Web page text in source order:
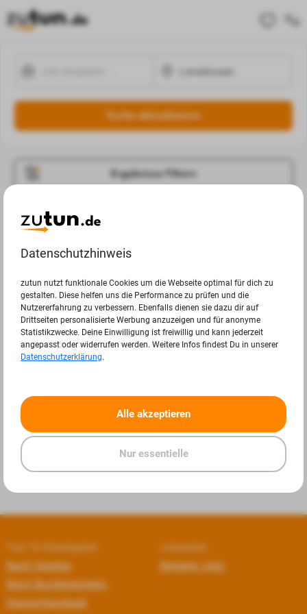
Suche aktualisieren
Ergebnisse Filtern
Jobangebote
Ergebnisse.
« »
Top 10 Arbeitgeber
Nach Städten
Nach Bundesländern
Deutschlandweit
Jobseiten
Beliebte Jobs
Datenschutzhinweis
zutun nutzt funktionale Cookies um die Webseite optimal für dich zu
gestalten. Diese helfen uns die Performance zu prüfen und die
Nutzererfahrung zu verbessern. Ebenfalls dienen sie dazu dir auf
Drittseiten personalisierte Werbung anzuzeigen und für anonyme
Statistikzwecke. Deine Einwilligung ist freiwillig und kann jederzeit
angepasst oder widerrufen werden. Weitere Infos findest Du in unserer
Datenschutzerklärung.
Alle akzeptieren
Nur essentielle